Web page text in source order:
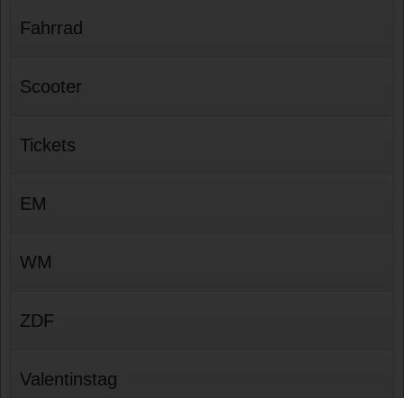
Fahrrad
Scooter
Tickets
EM
WM
ZDF
Valentinstag